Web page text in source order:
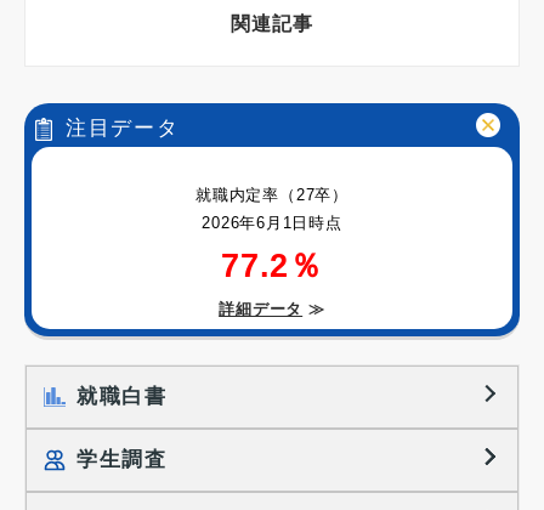
関連記事
注目データ
就職内定率（27卒）
2026年6月1日時点
77.2％
詳細データ ≫
就職白書
学生調査